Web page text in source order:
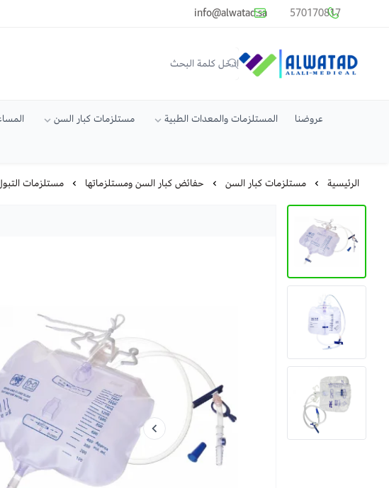
common.titles.skip_to_main_content
570170817
info@alwatad.sa
متجر الوتد العالي الطبي
عروضنا المستلزمات والمعدات الطبية مستلزمات كبار السن
الرئيسية مستلزمات كبار السن حفائض كبار السن ومستلزماتها مستلزمات